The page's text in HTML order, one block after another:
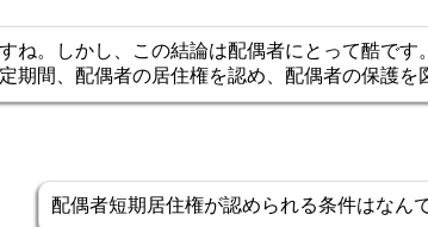
ね。しかし、この結論は配偶者にとって酷です。
期間、配偶者の居住権を認め、配偶者の保護を
配偶者短期居住権が認められる条件はなん